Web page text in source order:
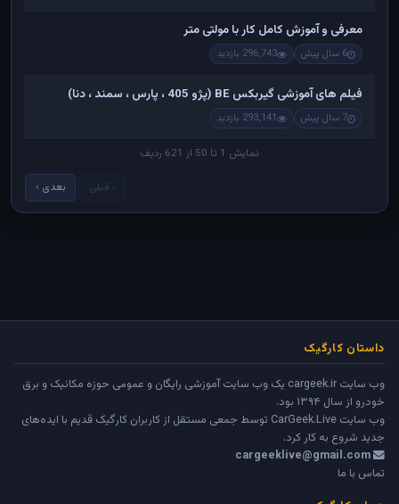
معرفی و آموزش کامل کار با مولتی متر
6 سال پیش 296,743 بازدید
فیلم های آموزشی گیربکس BE (پژو 405 ، پارس ، سمند ، دنا)
7 سال پیش 293,141 بازدید
نمایش 1 تا 50 از 621 ردیف
‹ قبلی بعدی ›
داستان کارگیک
وب سایت cargeek.ir یک وب سایت آموزشی رایگان و عمومی حوزه مکانیک و برق
خودرو از سال ۱۳۹۴ بود.
وب سایت CarGeek.Live توسط جمعی مستقل از کاربران کارگیک قدیم با ایده‌های
جدید شروع به کار کرد.
cargeeklive@gmail.com
تماس با ما